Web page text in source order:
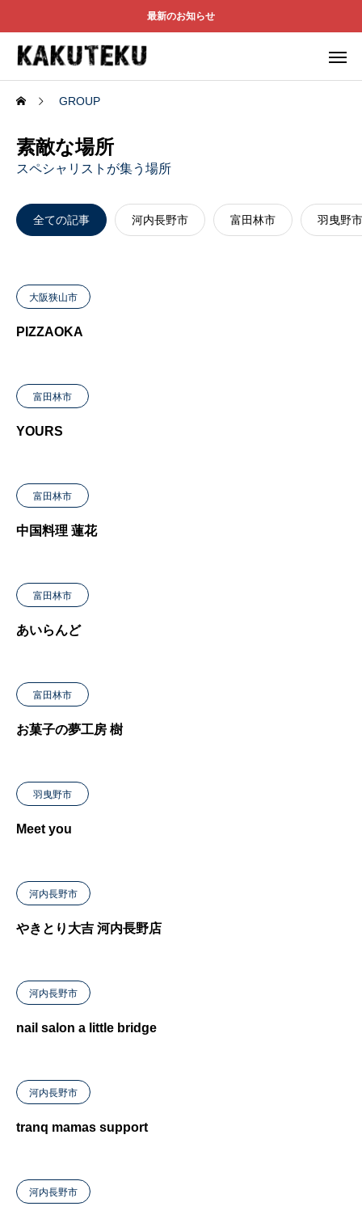
最新のお知らせ
GROUP
素敵な場所
スペシャリストが集う場所
全ての記事 河内長野市 富田林市 羽曳野市
大阪狭山市
PIZZAOKA
富田林市
YOURS
富田林市
中国料理 蓮花
富田林市
あいらんど
富田林市
お菓子の夢工房 樹
羽曳野市
Meet you
河内長野市
やきとり大吉 河内長野店
河内長野市
nail salon a little bridge
河内長野市
tranq mamas support
河内長野市